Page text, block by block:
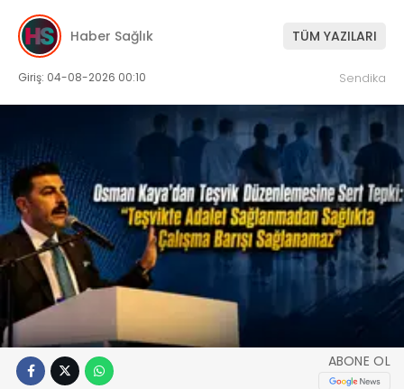
Haber Sağlık TÜM YAZILARI
Giriş: 04-08-2026 00:10 Sendika
ABONE OL